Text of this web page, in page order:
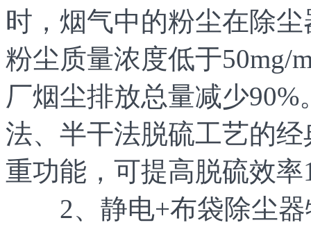
时，烟气中的粉尘在除
粉尘质量浓度低于50mg/
厂烟尘排放总量减少90%
法、半干法脱硫工艺的
重功能，可提高脱硫效率
2、静电+布袋除尘器